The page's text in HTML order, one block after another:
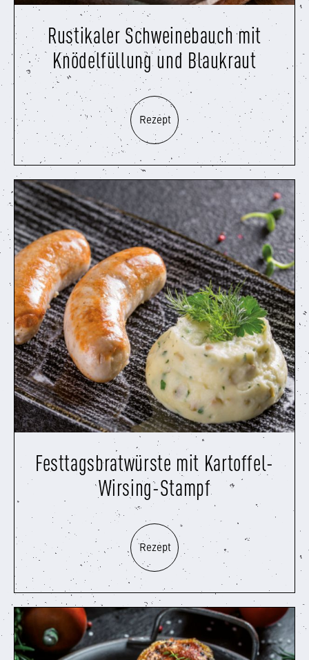
Rustikaler Schweinebauch mit
Knödelfüllung und Blaukraut
Rezept
Festtagsbratwürste mit Kartoffel-
Wirsing-Stampf
Rezept